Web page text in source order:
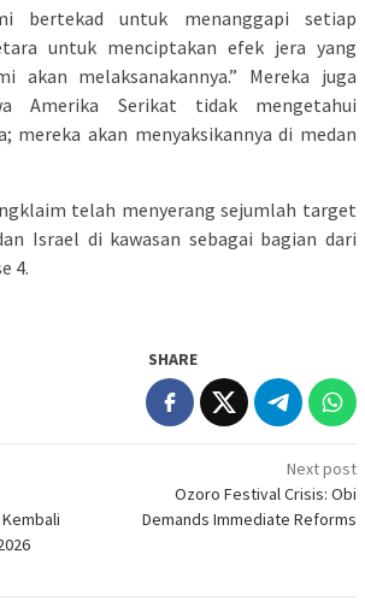
bertekad untuk menanggapi setiap
untuk menciptakan efek jera yang
akan melaksanakannya.” Mereka juga
Amerika Serikat tidak mengetahui
mereka akan menyaksikannya di medan
telah menyerang sejumlah target
Israel di kawasan sebagai bagian dari
4.
SHARE
Next post
Ozoro Festival Crisis: Obi
Demands Immediate Reforms